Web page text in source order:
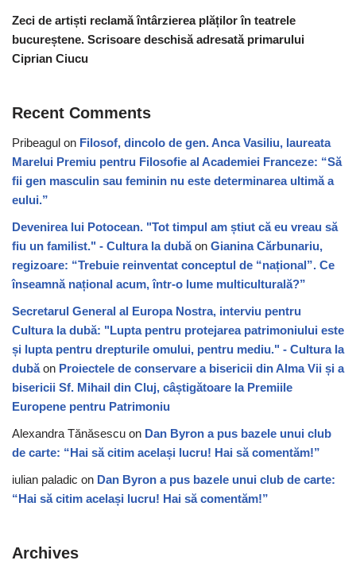
Zeci de artiști reclamă întârzierea plăților în teatrele
bucureștene. Scrisoare deschisă adresată primarului
Ciprian Ciucu
Recent Comments
Pribeagul on Filosof, dincolo de gen. Anca Vasiliu, laureata
Marelui Premiu pentru Filosofie al Academiei Franceze: “Să
fii gen masculin sau feminin nu este determinarea ultimă a
eului.”
Devenirea lui Potocean. "Tot timpul am știut că eu vreau să
fiu un familist." - Cultura la dubăon Gianina Cărbunariu,
regizoare: “Trebuie reinventat conceptul de “național”. Ce
înseamnă național acum, într-o lume multiculturală?”
Secretarul General al Europa Nostra, interviu pentru
Cultura la dubă: "Lupta pentru protejarea patrimoniului este
și lupta pentru drepturile omului, pentru mediu." - Cultura la
dubăon Proiectele de conservare a bisericii din Alma Vii și a
bisericii Sf. Mihail din Cluj, câștigătoare la Premiile
Europene pentru Patrimoniu
Alexandra Tănăsescu on Dan Byron a pus bazele unui club
de carte: “Hai să citim același lucru! Hai să comentăm!”
iulian paladic on Dan Byron a pus bazele unui club de carte:
“Hai să citim același lucru! Hai să comentăm!”
Archives